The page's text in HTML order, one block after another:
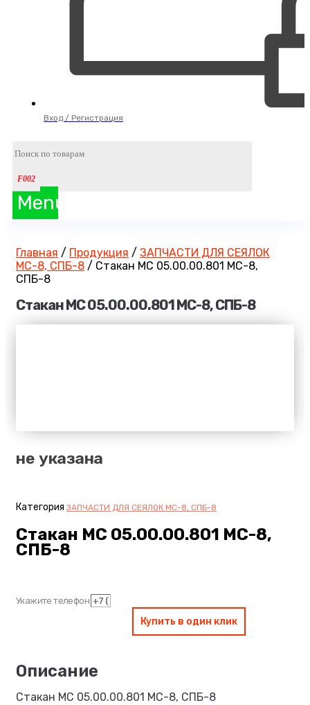
Вход / Регистрация
Menu
Главная / Продукция / ЗАПЧАСТИ ДЛЯ СЕЯЛОК
МС-8, СПБ-8 / Стакан МС 05.00.00.801 МС-8,
СПБ-8
Стакан МС 05.00.00.801 МС-8, СПБ-8
не указана
Категория ЗАПЧАСТИ ДЛЯ СЕЯЛОК МС-8, СПБ-8
Стакан МС 05.00.00.801 МС-8,
СПБ-8
Укажите телефон
Купить в один клик
Стакан МС 05.00.00.801 МС-8, СПБ-8